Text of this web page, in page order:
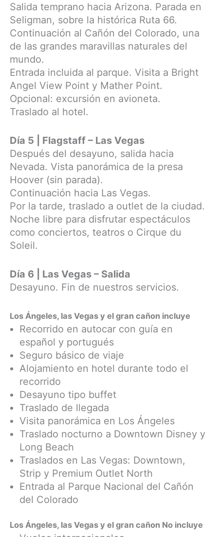
Salida temprano hacia Arizona. Parada en
Seligman, sobre la histórica Ruta 66.
Continuación al Cañón del Colorado, una
de las grandes maravillas naturales del
mundo.
Entrada incluida al parque. Visita a Bright
Angel View Point y Mather Point.
Opcional: excursión en avioneta.
Traslado al hotel.
Día 5 | Flagstaff – Las Vegas
Después del desayuno, salida hacia
Nevada. Vista panorámica de la presa
Hoover (sin parada).
Continuación hacia Las Vegas.
Por la tarde, traslado a outlet de la ciudad.
Noche libre para disfrutar espectáculos
como conciertos, teatros o Cirque du
Soleil.
Día 6 | Las Vegas – Salida
Desayuno. Fin de nuestros servicios.
Los Ángeles, las Vegas y el gran cañon incluye
Recorrido en autocar con guía en
español y portugués
Seguro básico de viaje
Alojamiento en hotel durante todo el
recorrido
Desayuno tipo buffet
Traslado de llegada
Visita panorámica en Los Ángeles
Traslado nocturno a Downtown Disney y
Long Beach
Traslados en Las Vegas: Downtown,
Strip y Premium Outlet North
Entrada al Parque Nacional del Cañón
del Colorado
Los Ángeles, las Vegas y el gran cañon No incluye